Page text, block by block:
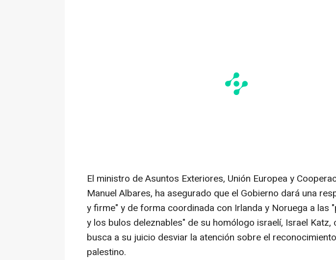
El ministro de Asuntos Exteriores, Unión Europea y
Manuel Albares, ha asegurado que el Gobierno dará una
y firme" y de forma coordinada con Irlanda y Noruega a las
y los bulos deleznables" de su homólogo israelí, Israel Katz,
busca a su juicio desviar la atención sobre el
palestino.